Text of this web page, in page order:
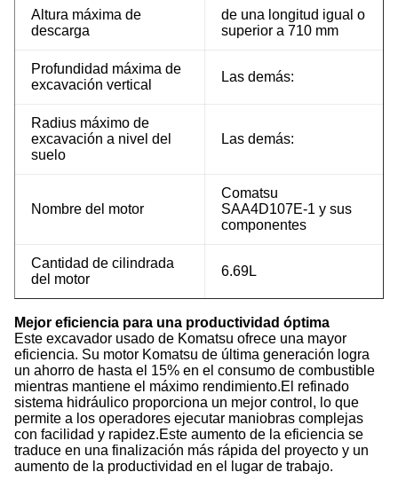
Altura máxima de
descarga
de una longitud igual o
superior a 710 mm
Profundidad máxima de
excavación vertical
Las demás:
Radius máximo de
excavación a nivel del
suelo
Las demás:
Nombre del motor
Comatsu
SAA4D107E-1 y sus
componentes
Cantidad de cilindrada
del motor
6.69L
Mejor eficiencia para una productividad óptima
Este excavador usado de Komatsu ofrece una mayor
eficiencia. Su motor Komatsu de última generación logra
un ahorro de hasta el 15% en el consumo de combustible
mientras mantiene el máximo rendimiento.El refinado
sistema hidráulico proporciona un mejor control, lo que
permite a los operadores ejecutar maniobras complejas
con facilidad y rapidez.Este aumento de la eficiencia se
traduce en una finalización más rápida del proyecto y un
aumento de la productividad en el lugar de trabajo.